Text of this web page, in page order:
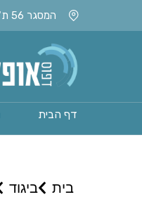
המסגר 56 ת"א - 09:00-16:45
דף הבית
בית ביגוד